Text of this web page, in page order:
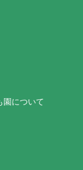
園について